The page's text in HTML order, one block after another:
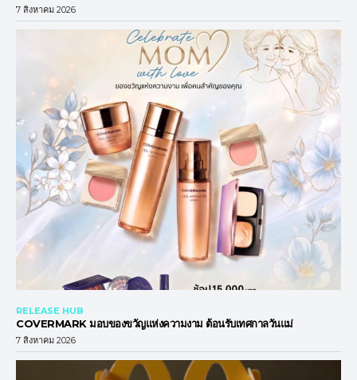
7 สิงหาคม 2026
RELEASE HUB
COVERMARK มอบของขวัญแห่งความงาม ต้อนรับเทศกาลวันแม่
7 สิงหาคม 2026